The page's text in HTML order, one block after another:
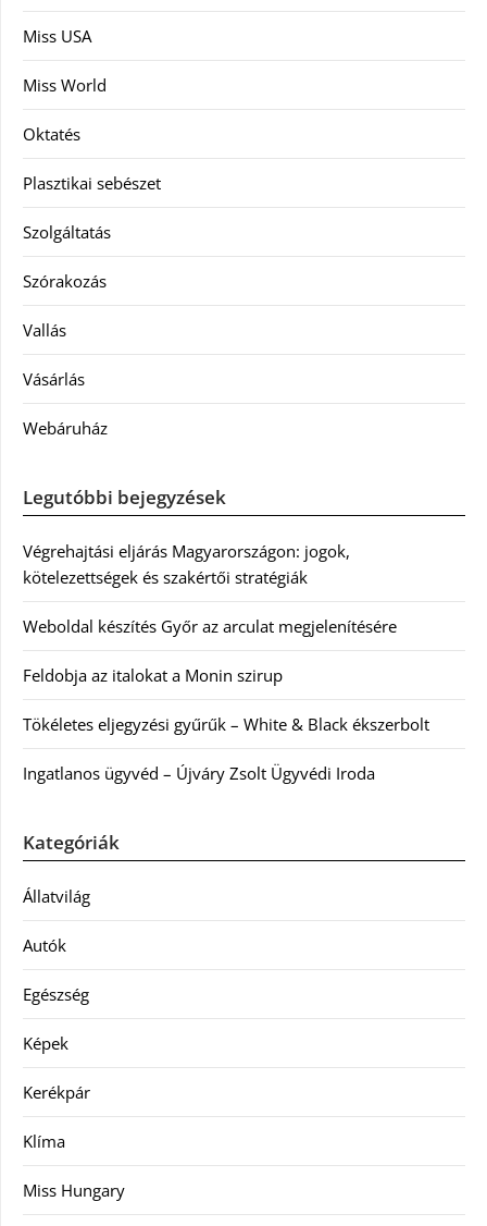
Miss USA
Miss World
Oktatés
Plasztikai sebészet
Szolgáltatás
Szórakozás
Vallás
Vásárlás
Webáruház
Legutóbbi bejegyzések
Végrehajtási eljárás Magyarországon: jogok,
kötelezettségek és szakértői stratégiák
Weboldal készítés Győr az arculat megjelenítésére
Feldobja az italokat a Monin szirup
Tökéletes eljegyzési gyűrűk – White & Black ékszerbolt
Ingatlanos ügyvéd – Újváry Zsolt Ügyvédi Iroda
Kategóriák
Állatvilág
Autók
Egészség
Képek
Kerékpár
Klíma
Miss Hungary